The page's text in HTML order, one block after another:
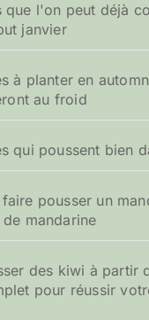
que l'on peut déjà
janvier
à planter en
au froid
qui poussent bien
pousser un
mandarine
des kiwi à partir
pour réussir